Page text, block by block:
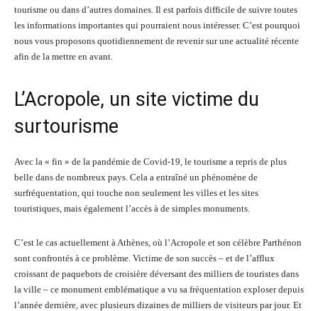
tourisme ou dans d’autres domaines. Il est parfois difficile de suivre toutes
les informations importantes qui pourraient nous intéresser. C’est pourquoi
nous vous proposons quotidiennement de revenir sur une actualité récente
afin de la mettre en avant.
L’Acropole, un site victime du
surtourisme
Avec la « fin » de la pandémie de Covid-19, le tourisme a repris de plus
belle dans de nombreux pays. Cela a entraîné un phénomène de
surfréquentation, qui touche non seulement les villes et les sites
touristiques, mais également l’accès à de simples monuments.
C’est le cas actuellement à Athènes, où l’Acropole et son célèbre Parthénon
sont confrontés à ce problème. Victime de son succès – et de l’afflux
croissant de paquebots de croisière déversant des milliers de touristes dans
la ville – ce monument emblématique a vu sa fréquentation exploser depuis
l’année dernière, avec plusieurs dizaines de milliers de visiteurs par jour. Et